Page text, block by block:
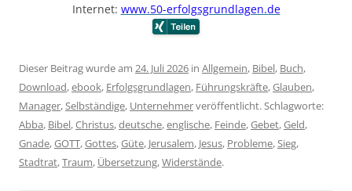
Internet: www.50-erfolgsgrundlagen.de
Dieser Beitrag wurde am 24. Juli 2026 in Allgemein, Bibel, Buch,
Download,ebook, Erfolgsgrundlagen, Führungskräfte,Glauben,
Manager,Selbständige, Unternehmerveröffentlicht. Schlagworte:
Abba, Bibel,Christus,deutsche,englische, Feinde,Gebet,Geld,
Gnade,GOTT,Gottes,Güte, Jerusalem, Jesus, Probleme,Sieg,
Stadtrat,Traum, Übersetzung,Widerstände.